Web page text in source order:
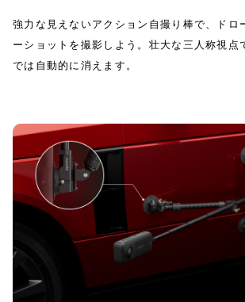
強力な見えないアクション自撮り棒で、ドロ
ーショットを撮影しよう。壮大な三人称視点
では自動的に消えます。